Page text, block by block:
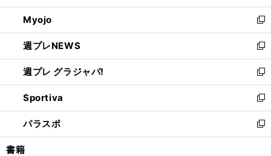
開
く
ウ
で
開
く
ン
ド
ウ
で
開
く
ウ
ィ
ン
ド
ウ
で
開
く
Myojo
新
し
い
ウ
ィ
ン
ド
ウ
で
開
週プレNEWS
新
し
い
ウ
ィ
ン
ド
ウ
週プレ グラジャパ!
新
し
い
ウ
ィ
ン
Sportiva
新
し
い
ウ
パラスポ
新
し
書籍